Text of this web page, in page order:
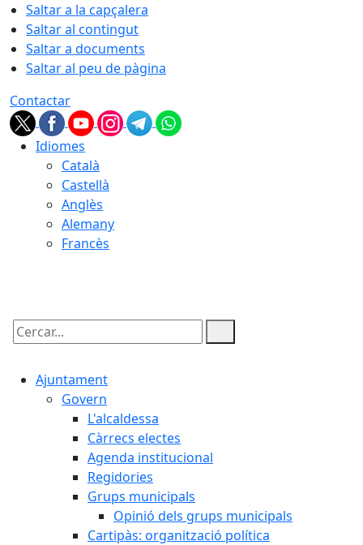
Saltar a la capçalera
Saltar al contingut
Saltar a documents
Saltar al peu de pàgina
Contactar
Idiomes
Català
Castellà
Anglès
Alemany
Francès
Cercar:
Ajuntament
Govern
L'alcaldessa
Càrrecs electes
Agenda institucional
Regidories
Grups municipals
Opinió dels grups municipals
Cartipàs: organització política